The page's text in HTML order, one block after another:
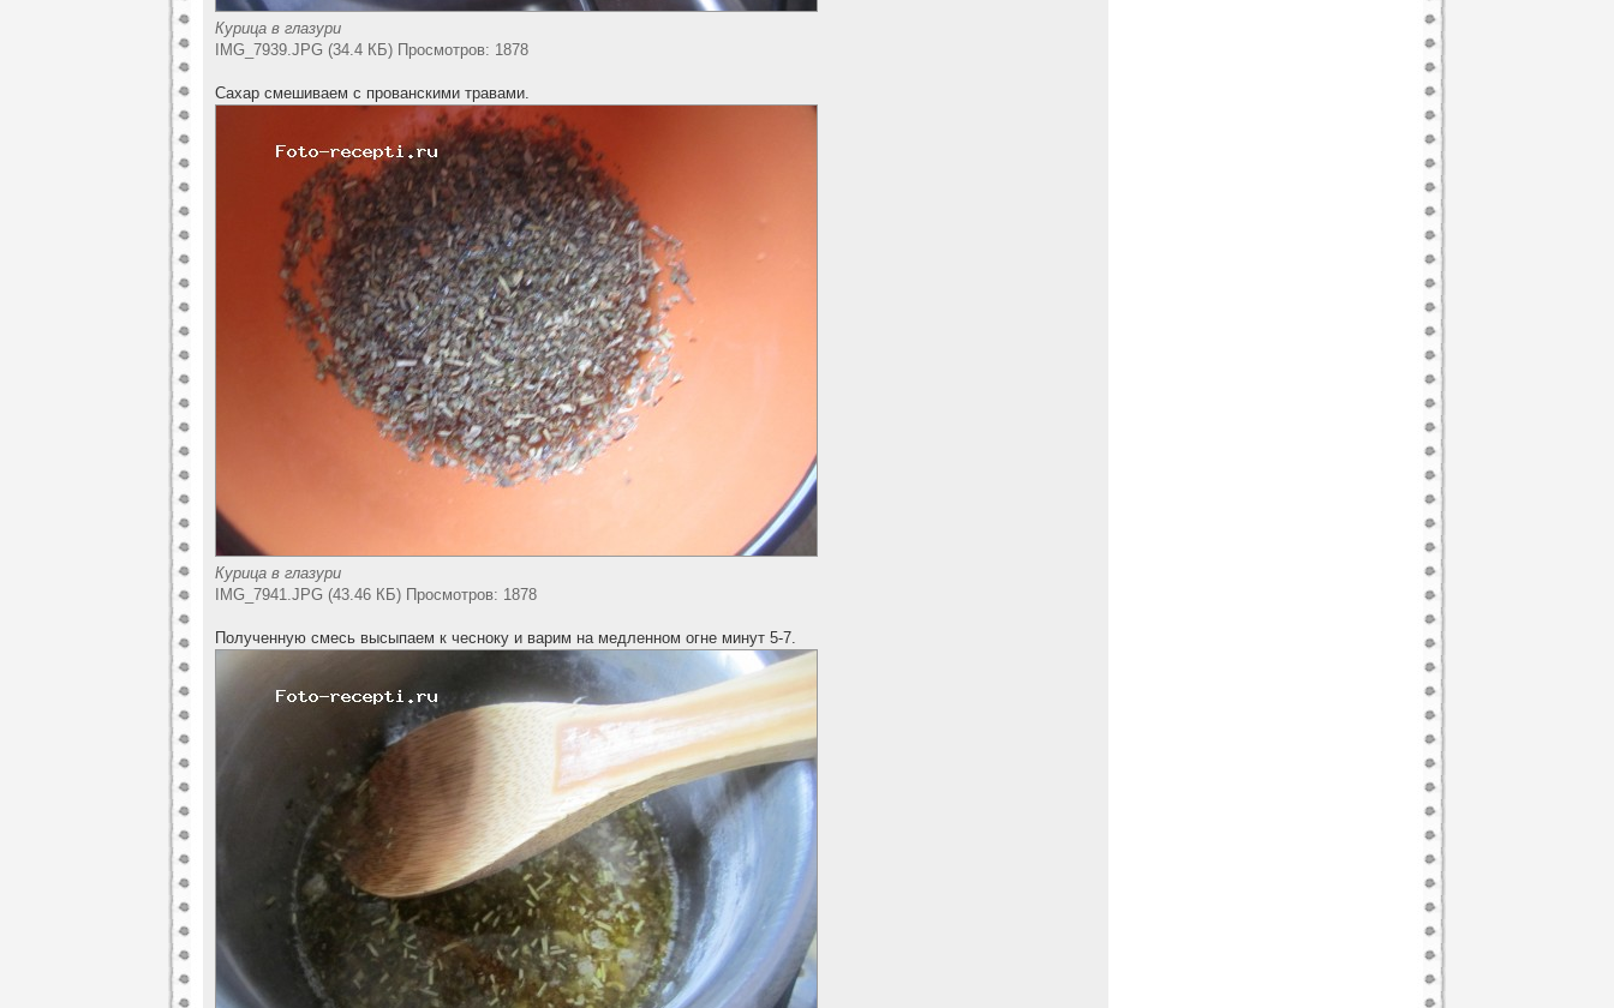
Курица в глазури
IMG_7939.JPG (34.4 КБ) Просмотров: 1878
Сахар смешиваем с прованскими травами.
Курица в глазури
IMG_7941.JPG (43.46 КБ) Просмотров: 1878
Полученную смесь высыпаем к чесноку и варим на медленном огне минут 5-7.